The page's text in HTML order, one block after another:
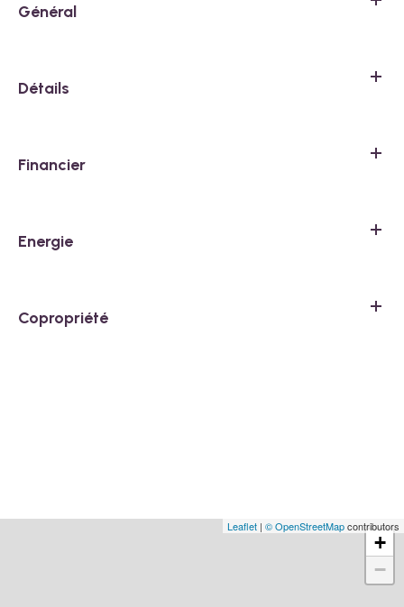
Général
Détails
Financier
Energie
Copropriété
+
−
Leaflet | © OpenStreetMapcontributors